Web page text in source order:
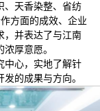
、天香染整、省纺
方面的成效、企业
，并表达了与江南
厚意愿。
中心，实地了解针
的成果与方向。